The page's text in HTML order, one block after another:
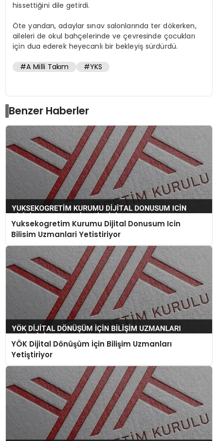
hissettiğini dile getirdi.
Öte yandan, adaylar sınav salonlarında ter dökerken,
aileleri de okul bahçelerinde ve çevresinde çocukları
için dua ederek heyecanlı bir bekleyiş sürdürdü.
#A Milli Takım #YKS
Benzer Haberler
Yuksekogretim Kurumu Dijital Donusum Icin
Bilisim Uzmanlari Yetistiriyor
YÖK Dijital Dönüşüm İçin Bilişim Uzmanları
Yetiştiriyor